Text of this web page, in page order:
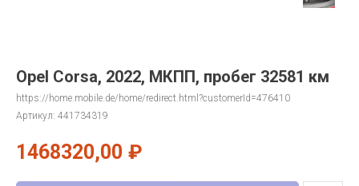
Opel Corsa, 2022, МКПП, пробег 32581 км
https://home.mobile.de/home/redirect.html?customerId=476410
Артикул: 441734319
1468320,00 ₽